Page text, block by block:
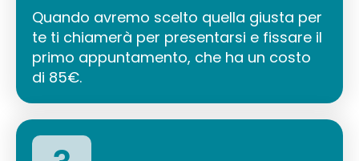
Quando avremo scelto quella giusta per
te ti chiamerà per presentarsi e fissare il
primo appuntamento, che ha un costo
di 85€.